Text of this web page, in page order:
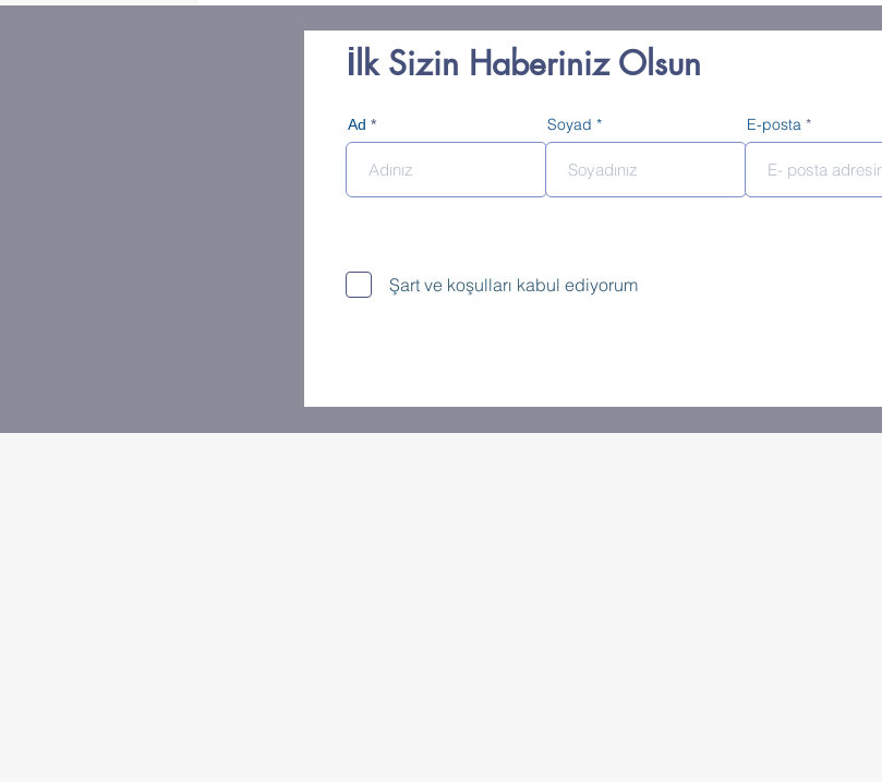
İlk Sizin Haberiniz Olsun
Ad Soyad E-posta
Şart ve koşulları kabul ediyorum